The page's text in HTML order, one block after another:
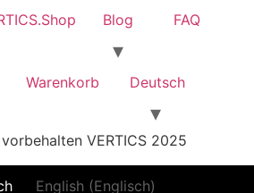
Blog FAQ
Warenkorb Deutsch
VERTICS 2025
English (Englisch)